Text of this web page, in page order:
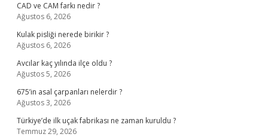
CAD ve CAM farkı nedir ?
Ağustos 6, 2026
Kulak pisliği nerede birikir ?
Ağustos 6, 2026
Avcılar kaç yılında ilçe oldu ?
Ağustos 5, 2026
675’in asal çarpanları nelerdir ?
Ağustos 3, 2026
Türkiye’de ilk uçak fabrikası ne zaman kuruldu ?
Temmuz 29, 2026